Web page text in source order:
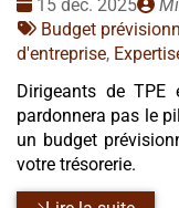
:
15 déc. 2025
Tags
:
Budget
d'entreprise,
Dirigeants de TPE
pardonnera pas le
un budget
votre trésorerie.